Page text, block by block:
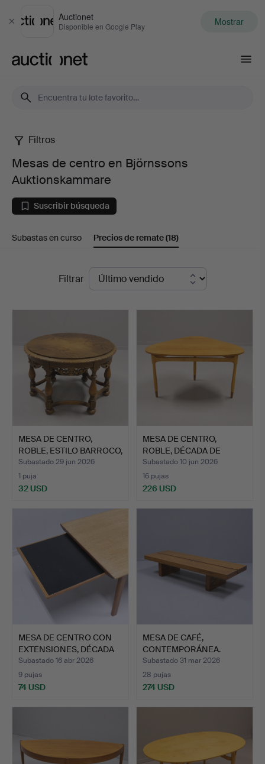
Cerrar
Auctionet
Disponible en Google Play Mostrar
Mesas
de
centro
en
Auktionskammare
Filtros
Mesas de centro en Björnssons
Auktionskammare
Suscribir búsqueda
Subastas en curso Precios de remate(18)
Filtrar
MESA DE CENTRO,
ROBLE, ESTILO BARROCO,
SIG…
Subastado 29 jun 2026
1 puja
32 USD
MESA DE CENTRO,
ROBLE, DÉCADA DE
1960/70.
Subastado 10 jun 2026
16 pujas
226 USD
MESA DE CENTRO CON
EXTENSIONES, DÉCADA
DE …
Subastado 16 abr 2026
9 pujas
74 USD
MESA DE CAFÉ,
CONTEMPORÁNEA.
Subastado 31 mar 2026
28 pujas
274 USD